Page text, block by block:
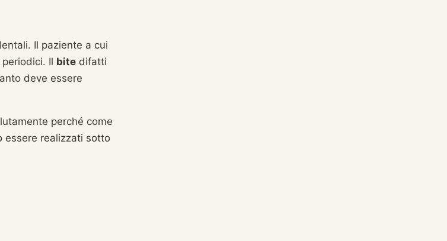
Il paziente a cui
Il bite difatti
deve essere
perché come
essere realizzati sotto